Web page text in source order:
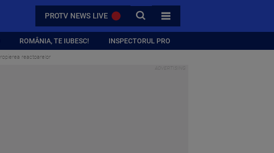
PROTV NEWS LIVE CAUTA
TOATE CATEGORIILE
ROMÂNIA, TE IUBESC! INSPECTORUL PRO
reactoarelor